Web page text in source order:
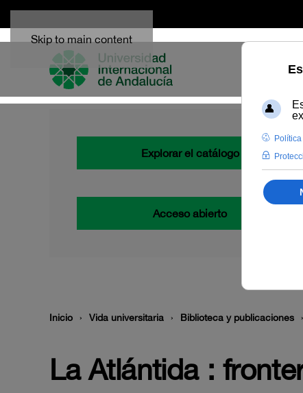
Skip to main content
Explorar el catálogo
Acceso abierto
Inicio Vida universitaria Biblioteca y publicaciones
La Atlántida :